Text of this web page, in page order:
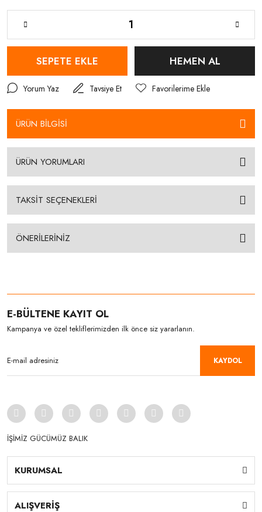
SEPETE EKLE HEMEN AL
Yorum Yaz Tavsiye Et
ÜRÜN BİLGİSİ
ÜRÜN YORUMLARI
TAKSİT SEÇENEKLERİ
ÖNERİLERİNİZ
E-BÜLTENE KAYIT OL
Kampanya ve özel tekliflerimizden ilk önce siz yararlanın.
KAYDOL
İŞİMİZ GÜCÜMÜZ BALIK
KURUMSAL
ALIŞVERİŞ